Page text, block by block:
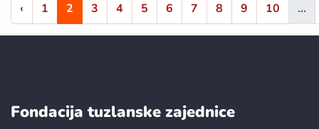
‹ 1 2 3 4 5 6 7 8 9 10 ...
Fondacija tuzlanske zajednice